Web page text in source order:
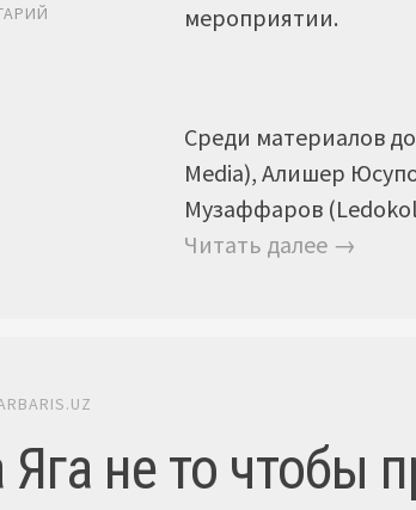
мероприятии.
Среди материалов
Media), Алишер
Музаффаров
Читать далее →
Яга не то чтобы